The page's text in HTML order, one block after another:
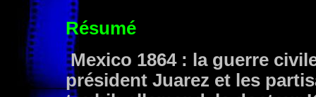
Résumé
Mexico 1864 : la guerre
président Juarez et les